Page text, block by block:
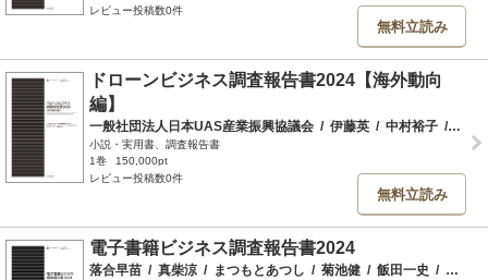
レビュー投稿数0件
無料立読み
ドローンビジネス調査報告書2024【海外動向
編】
一般社団法人日本UAS産業振興協議会 / 伊藤英 / 中村裕子 / 野々
小説・実用書、調査報告書
1巻
150,000pt
レビュー投稿数0件
無料立読み
電子書籍ビジネス調査報告書2024
落合早苗 / 真柴涼 / まつもとあつし / 菊池健 / 飯田一史 /